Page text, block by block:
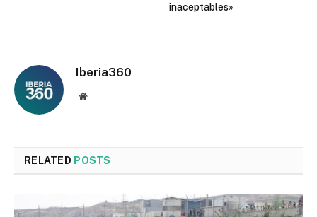
inaceptables»
Iberia360
Website
RELATED POSTS